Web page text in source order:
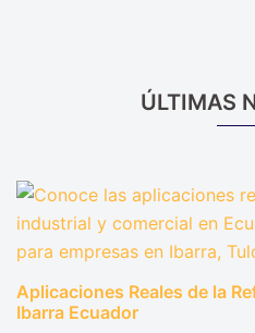
ÚLTIMAS
Aplicaciones Reales de la
Ibarra Ecuador